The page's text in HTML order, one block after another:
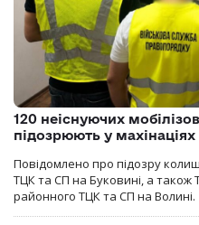
120 неіснуючих
підозрюють у
Повідомлено про підозру
ТЦК та СП на Буковині, а
районного ТЦК та СП на Волині.